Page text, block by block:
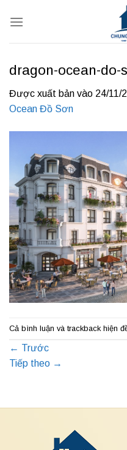
qua
dragon-ocean-do-
Được xuất bản vào 24/11/
Ocean Đồ Sơn
Cả bình luận và trackback hiện
← Trước
Tiếp theo →